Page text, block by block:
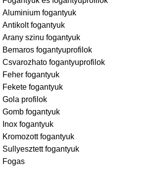
Aluminium fogantyuk
Antikolt fogantyuk
Arany szinu fogantyuk
Bemaros fogantyuprofilok
Csvarozhato fogantyuprofilok
Feher fogantyuk
Fekete fogantyuk
Gola profilok
Gomb fogantyuk
Inox fogantyuk
Kromozott fogantyuk
Sullyesztett fogantyuk
Fogas